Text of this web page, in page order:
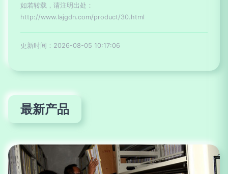
如若转载，请注明出处：
http://www.lajgdn.com/product/30.html
更新时间：2026-08-05 10:17:06
最新产品